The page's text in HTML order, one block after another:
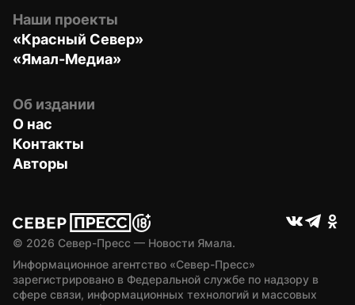
Наши проекты
«Красный Север»
«Ямал-Медиа»
Об издании
О нас
Контакты
Авторы
© 2026 Север-Пресс — Новости Ямала.
Информационное агентство «Север-Пресс»
зарегистрировано в Федеральной службе по надзору в
сфере связи, информационных технологий и массовых